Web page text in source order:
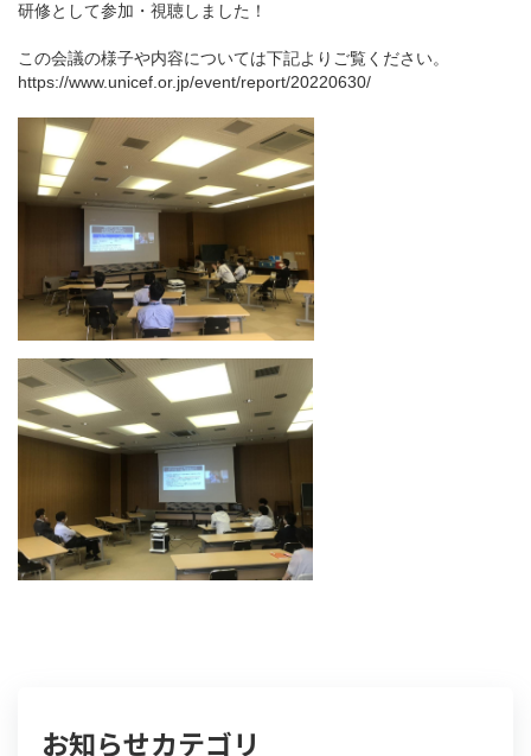
研修として参加・視聴しました！
この会議の様子や内容については下記よりご覧ください。
https://www.unicef.or.jp/event/report/20220630/
お知らせカテゴリ